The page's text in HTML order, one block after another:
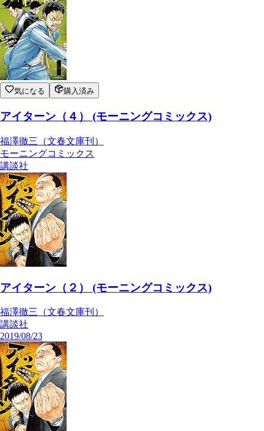
気になる 購入済み
アイターン（４） (モーニングコミックス)
福澤徹三（文春文庫刊）
モーニングコミックス
講談社
アイターン（２） (モーニングコミックス)
福澤徹三（文春文庫刊）
講談社
2019/08/23